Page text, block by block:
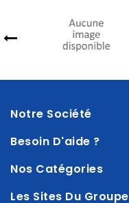
Notre Société
Besoin D'aide ?
Nos Catégories
Les Sites Du Groupe